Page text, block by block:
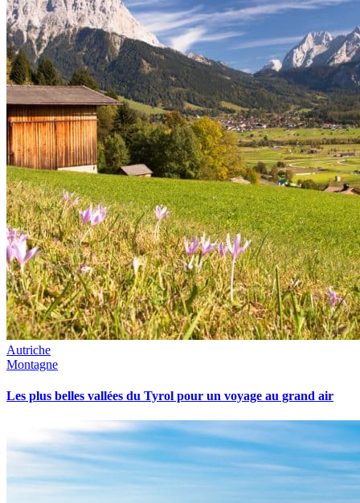
Autriche
Montagne
Les plus belles vallées du Tyrol pour un voyage au grand air